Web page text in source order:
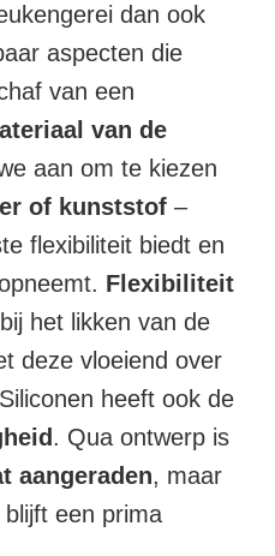
dan ook
aspecten die
van een
van de
aan om te kiezen
of kunststof –
flexibiliteit biedt en
Flexibiliteit
het likken van de
deze vloeiend over
heeft ook de
. Qua ontwerp is
aangeraden, maar
blijft een prima